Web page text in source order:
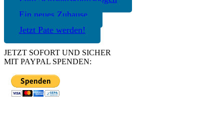
Ein neues Zuhause
Jetzt Pate werden!
JETZT SOFORT UND SICHER
MIT PAYPAL SPENDEN: